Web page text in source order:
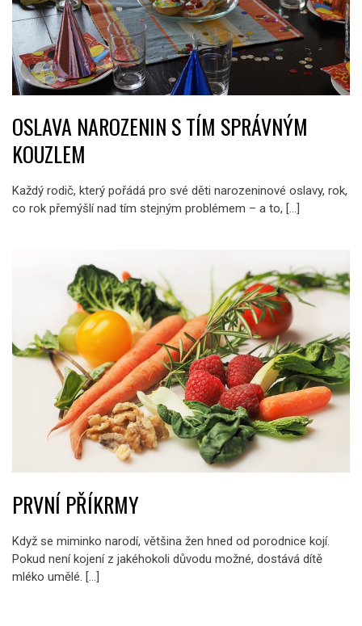
OSLAVA NAROZENIN S TÍM SPRÁVNÝM
KOUZLEM
Každý rodič, který pořádá pro své děti narozeninové oslavy, rok,
co rok přemýšlí nad tím stejným problémem – a to, […]
PRVNÍ PŘÍKRMY
Když se miminko narodí, většina žen hned od porodnice kojí.
Pokud není kojení z jakéhokoli důvodu možné, dostává dítě
mléko umělé. […]